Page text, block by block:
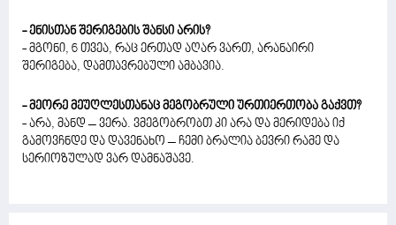
- ენისთან შერიგების შანსი არის?
- მგონი, 6 თვეა, რაც ერთად აღარ ვართ, არანაირი
შერიგება, დამთავრებული ამბავია.
- მეორე მეუღლესთანაც მეგობრული ურთიერთობა გაქვთ?
- არა, მანდ – ვერა. ვმეგობრობთ კი არა და მერიდება იქ
გამოვჩნდე და დავენახო – ჩემი ბრალია ბევრი რამე და
სერიოზულად ვარ დამნაშავე.